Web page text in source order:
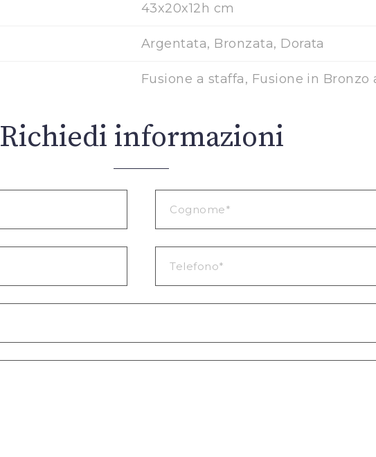
43x20x12h cm
Argentata, Bronzata, Dorata
Fusione a staffa, Fusione in Bronzo
Richiedi informazioni